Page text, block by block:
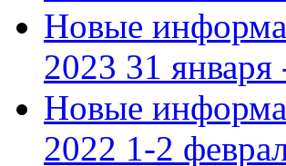
Новые
2023 31
Новые
2022 1-2